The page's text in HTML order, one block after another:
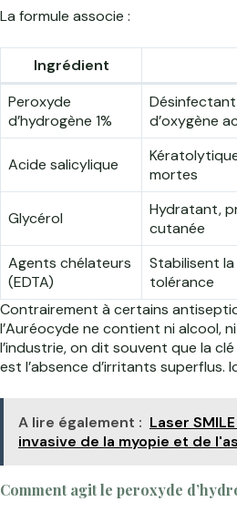
La formule associe :
Ingrédient
Peroxyde
d’hydrogène 1%
d’oxygène
Acide salicylique
mortes
Glycérol
Hydratant,
cutanée
Agents chélateurs
(EDTA)
Stabilisent
tolérance
Contrairement à certains
l’Auréocyde ne contient ni alcool,
l’industrie, on dit souvent que la
est l’absence d’irritants superflus.
A lire également : Laser
invasive de la myopie et de
Comment agit le peroxyde